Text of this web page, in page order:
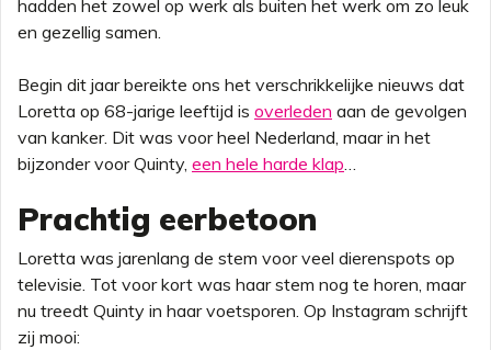
hadden het zowel op werk als buiten het werk om zo leuk
en gezellig samen.
Begin dit jaar bereikte ons het verschrikkelijke nieuws dat
Loretta op 68-jarige leeftijd is overleden aan de gevolgen
van kanker. Dit was voor heel Nederland, maar in het
bijzonder voor Quinty, een hele harde klap…
Prachtig eerbetoon
Loretta was jarenlang de stem voor veel dierenspots op
televisie. Tot voor kort was haar stem nog te horen, maar
nu treedt Quinty in haar voetsporen. Op Instagram schrijft
zij mooi: